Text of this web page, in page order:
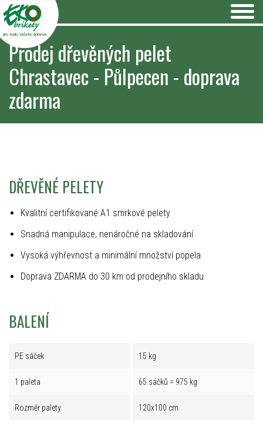
pro teplo Vašeho domova
Prodej dřevěných pelet
Chrastavec - Půlpecen - doprava
zdarma
DŘEVĚNÉ PELETY
Kvalitní certifikované A1 smrkové pelety
Snadná manipulace, nenáročné na skladování
Vysoká výhřevnost a minimální množství popela
Doprava ZDARMA do 30 km od prodejního skladu
BALENÍ
PE sáček 15 kg
1 paleta 65 sáčků = 975 kg
Rozměr palety 120x100 cm